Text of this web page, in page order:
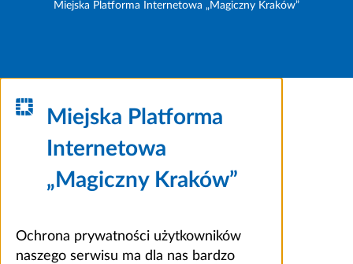
Miejska Platforma Internetowa „Magiczny Kraków”
Miejska Platforma
Internetowa
„Magiczny Kraków”
Ochrona prywatności użytkowników
naszego serwisu ma dla nas bardzo